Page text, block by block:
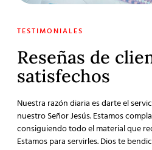
TESTIMONIALES
Reseñas de
satisfechos
Nuestra razón diaria es darte el
nuestro Señor Jesús. Estamos
consiguiendo todo el material que
Estamos para servirles. Dios te